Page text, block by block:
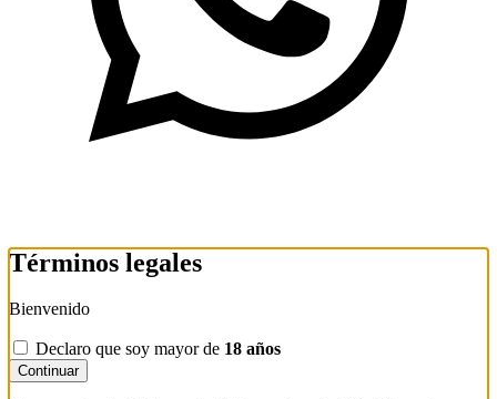
Términos legales
Bienvenido
Declaro que soy mayor de 18 años
Continuar